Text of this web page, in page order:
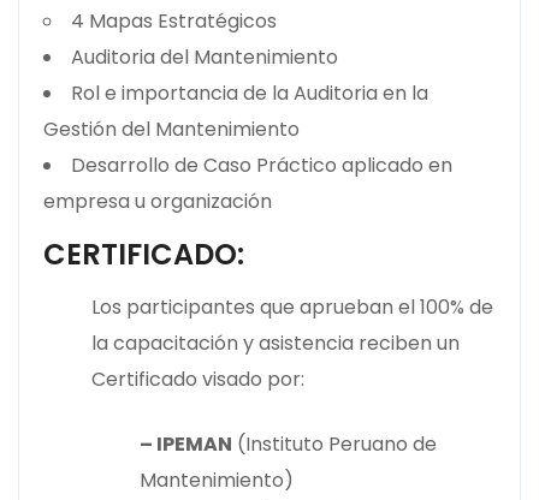
4 Mapas Estratégicos
Auditoria del Mantenimiento
Rol e importancia de la Auditoria en la
Gestión del Mantenimiento
Desarrollo de Caso Práctico aplicado en
empresa u organización
CERTIFICADO:
Los participantes que aprueban el 100% de
la capacitación y asistencia reciben un
Certificado visado por:
– IPEMAN (Instituto Peruano de
Mantenimiento)